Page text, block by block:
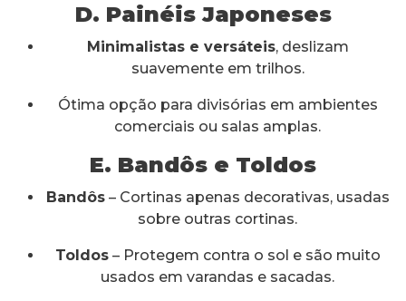
D. Painéis Japoneses
Minimalistas e versáteis, deslizam
suavemente em trilhos.
Ótima opção para divisórias em ambientes
comerciais ou salas amplas.
E. Bandôs e Toldos
Bandôs– Cortinas apenas decorativas, usadas
sobre outras cortinas.
Toldos– Protegem contra o sol e são muito
usados em varandas e sacadas.